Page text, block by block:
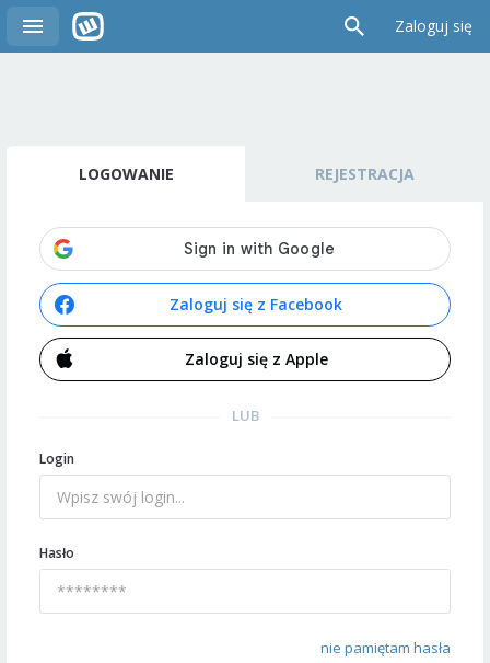
Zaloguj się
LOGOWANIE REJESTRACJA
Zaloguj się z Facebook
Zaloguj się z Apple
LUB
Login
Hasło
nie pamiętam hasła